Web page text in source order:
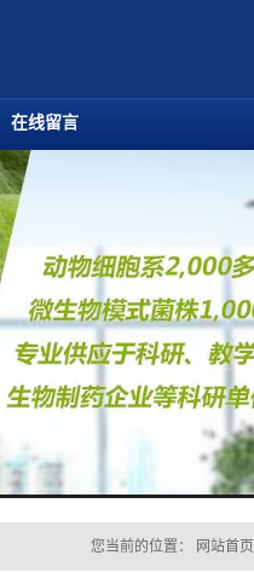
在线留言
您当前的位置： 网站首页